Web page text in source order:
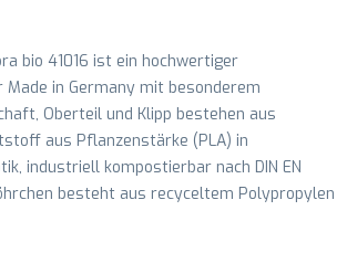
bio 41016 ist ein hochwertiger
Made in Germany mit besonderem
Oberteil und Klipp bestehen aus
aus Pflanzenstärke (PLA) in
industriell kompostierbar nach DIN EN
besteht aus recyceltem Polypropylen